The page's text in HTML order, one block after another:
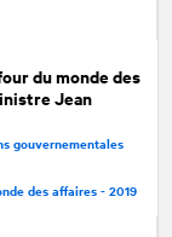
du monde des
Jean
gouvernementales
des affaires - 2019